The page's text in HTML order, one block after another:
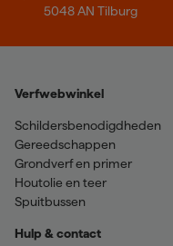
5048 AN Tilburg
Verfwebwinkel
Schildersbenodigdheden
Gereedschappen
Grondverf en primer
Houtolie en teer
Spuitbussen
Hulp & contact